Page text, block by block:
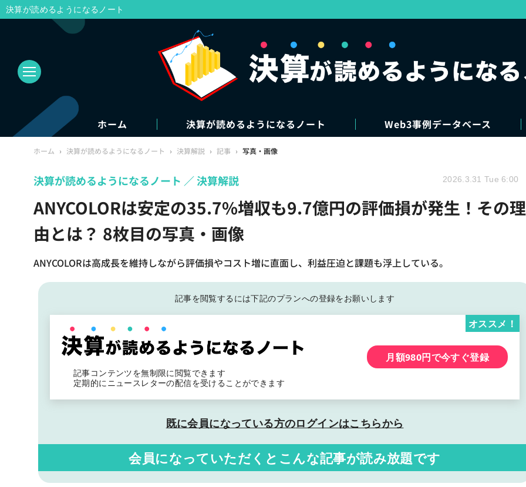
ホーム 決算が読めるようになるノート Web3事例データベース
ホーム › 決算が読めるようになるノート › 決算解説 › 記事 › 写真・画像
ANYCOLORは安定の35.7%増収も9.7億円の評価損が発生！その理
由とは？ 8枚目の写真・画像
ANYCOLORは高成長を維持しながら評価損やコスト増に直面し、利益圧迫と課題も浮上している。
決算が読めるようになるノート 決算解説 2026.3.31 Tue 6:00
記事を閲覧するには下記のプランへの登録をお願いします
記事コンテンツを無制限に閲覧できます
定期的にニュースレターの配信を受けることができます
オススメ！
月額980円で今すぐ登録
既に会員になっている方のログインはこちらから
会員になっていただくと こんな記事が読み放題です
決算が読めるようになるノート